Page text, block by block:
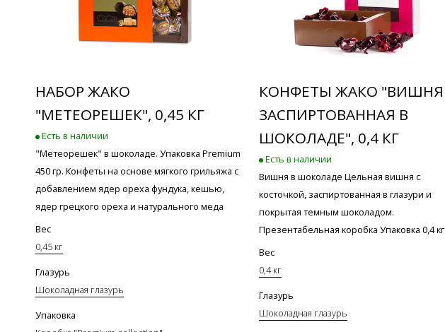
НАБОР ЖАКО
"МЕТЕОРЕШЕК", 0,45 КГ
Есть в наличии
"Метеорешек" в шоколаде. Упаковка Premium
450 гр. Конфеты на основе мягкого грильяжа с
добавлением ядер ореха фундука, кешью,
ядер грецкого ореха и натурального меда
Вес
0,45 кг
Глазурь
Шоколадная глазурь
Упаковка
КОНФЕТЫ ЖАКО "ВИШНЯ
ЗАСПИРТОВАННАЯ В
ШОКОЛАДЕ", 0,4 КГ
Есть в наличии
Вишня в шоколаде Цельная вишня с
косточкой, заспиртованная в глазури и
покрытая темным шоколадом.
Презентабельная коробка Упаковка 0,4 кг
Вес
0,4 кг
Глазурь
Шоколадная глазурь